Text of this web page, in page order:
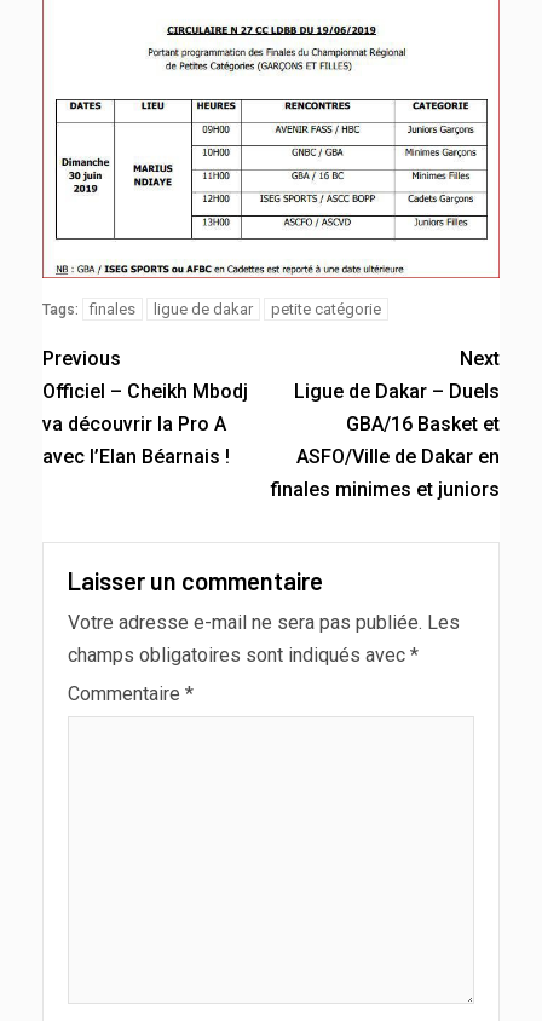
Tags: finales ligue de dakar petite catégorie
Previous
Officiel – Cheikh Mbodj
va découvrir la Pro A
avec l’Elan Béarnais !
Next
Ligue de Dakar – Duels
GBA/16 Basket et
ASFO/Ville de Dakar en
finales minimes et juniors
Laisser un commentaire
Votre adresse e-mail ne sera pas publiée. Les
champs obligatoires sont indiqués avec *
Commentaire *